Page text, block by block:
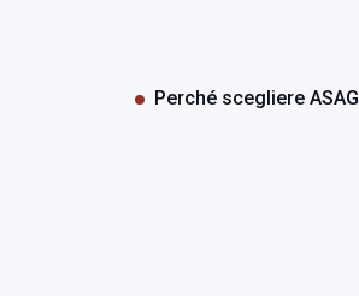
Perché scegliere ASAG